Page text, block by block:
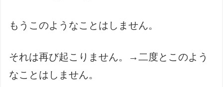
もうこのようなことはしません。
それは再び起こりません。→二度とこのよう
なことはしません。